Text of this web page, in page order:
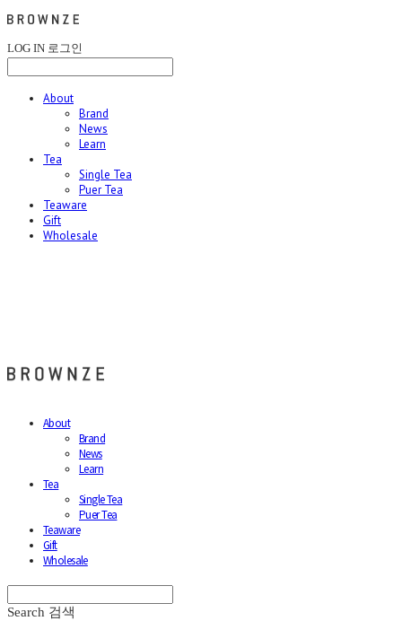
LOG IN 로그인
About
Brand
News
Learn
Tea
Single Tea
Puer Tea
Teaware
Gift
Wholesale
About
Brand
News
Learn
Tea
Single Tea
Puer Tea
Teaware
Gift
Wholesale
Search 검색